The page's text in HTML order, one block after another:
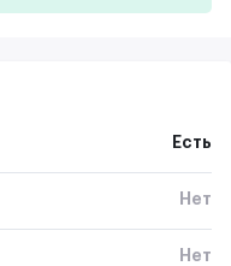
Есть
Нет
Нет